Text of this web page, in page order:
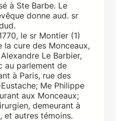
à Ste Barbe. Le
donne aud. sr
le sr Montier (1)
la cure des Monceaux,
Le Barbier,
au parlement de
à Paris, rue des
Me Philippe
aux Monceaux;
demeurant à
et autres témoins.